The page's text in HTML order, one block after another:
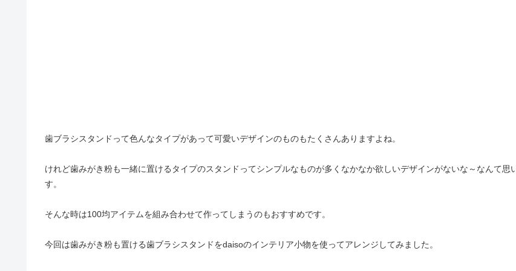
歯ブラシスタンドって色んなタイプがあって可愛いデザインのものもたくさんありますよね。
けれど歯みがき粉も一緒に置けるタイプのスタンドってシンプルなものが多くなかなか欲しいデザインがないな～なんて思
す。
そんな時は100均アイテムを組み合わせて作ってしまうのもおすすめです。
今回は歯みがき粉も置ける歯ブラシスタンドをdaisoのインテリア小物を使ってアレンジしてみました。